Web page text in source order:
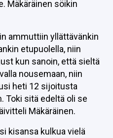
Mäkäräinen söikin
ammuttiin yllättävänkin
etupuolella, niin
kun sanoin, että sieltä
nousemaan, niin
heti 12 sijoitusta
Toki sitä edeltä oli se
Mäkäräinen.
kisansa kulkua vielä